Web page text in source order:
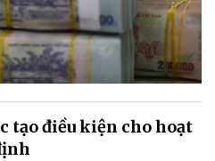
tạo điều kiện cho hoạt